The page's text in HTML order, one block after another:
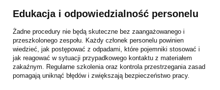
Edukacja i odpowiedzialność personelu
Żadne procedury nie będą skuteczne bez zaangażowanego i
przeszkolonego zespołu. Każdy członek personelu powinien
wiedzieć, jak postępować z odpadami, które pojemniki stosować i
jak reagować w sytuacji przypadkowego kontaktu z materiałem
zakaźnym. Regularne szkolenia oraz kontrola przestrzegania zasad
pomagają uniknąć błędów i zwiększają bezpieczeństwo pracy.